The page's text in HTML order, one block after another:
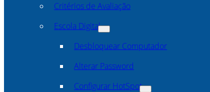
Critérios de Avaliação
Escola Digital
Desbloquear Computador
Alterar Password
Configurar HotSpot